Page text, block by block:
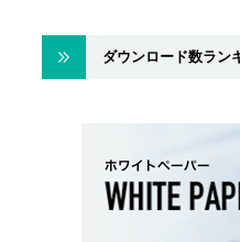
ダウンロード数ラン